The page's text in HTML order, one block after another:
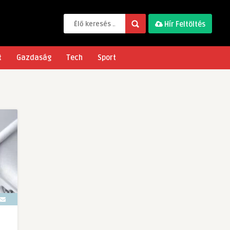
Hír Feltöltés
Gazdaság Tech Sport